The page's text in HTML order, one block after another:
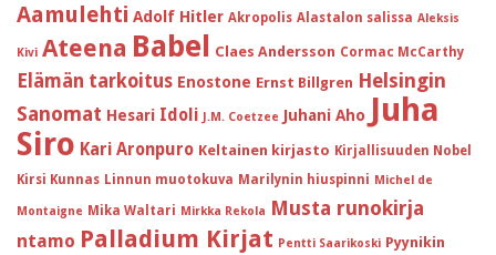
Aamulehti Adolf Hitler Akropolis Alastalon salissa Aleksis
Kivi Ateena Babel Claes Andersson Cormac McCarthy
Elämän tarkoitus Enostone Ernst Billgren Helsingin
Sanomat Hesari Idoli J.M. Coetzee Juhani Aho Juha
Siro Kari Aronpuro Keltainen kirjasto Kirjallisuuden Nobel
Kirsi Kunnas Linnun muotokuva Marilynin hiuspinni Michel de
Montaigne Mika Waltari Mirkka Rekola Musta runokirja
ntamo Palladium Kirjat Pentti Saarikoski Pyynikin